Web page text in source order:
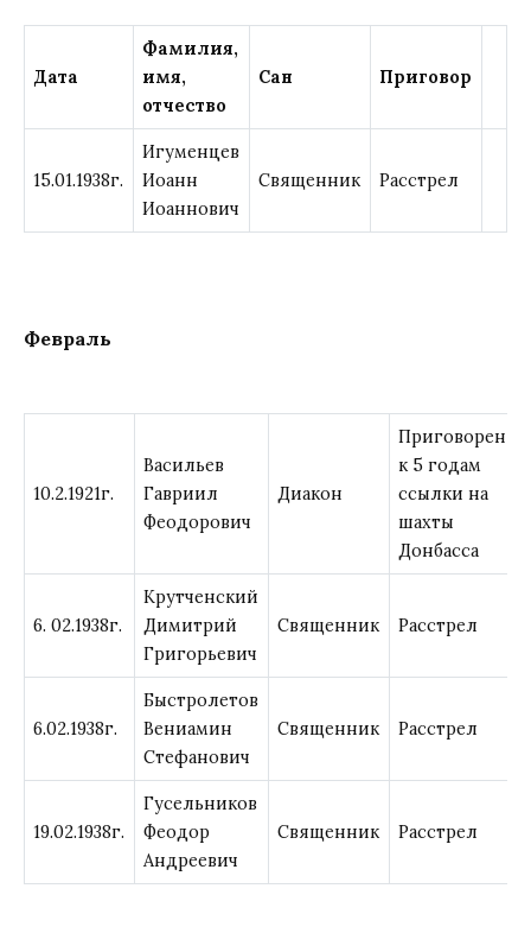
Дата
Фамилия,
имя,
отчество
Сан Приговор
15.01.1938г.
Игуменцев
Иоанн
Иоаннович
Священник Расстрел
Февраль
10.2.1921г.
Васильев
Гавриил
Феодорович
Диакон
Приговорен
к 5 годам
ссылки на
шахты
Донбасса
6. 02.1938г.
Крутченский
Димитрий
Григорьевич
Священник Расстрел
6.02.1938г.
Быстролетов
Вениамин
Стефанович
Священник Расстрел
19.02.1938г.
Гусельников
Феодор
Андреевич
Священник Расстрел